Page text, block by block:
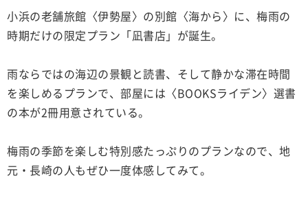
小浜の老舗旅館〈伊勢屋〉の別館〈海から〉に、梅雨の
時期だけの限定プラン「凪書店」が誕生。
雨ならではの海辺の景観と読書、そして静かな滞在時間
を楽しめるプランで、部屋には〈BOOKSライデン〉選書
の本が2冊用意されている。
梅雨の季節を楽しむ特別感たっぷりのプランなので、地
元・長崎の人もぜひ一度体感してみて。